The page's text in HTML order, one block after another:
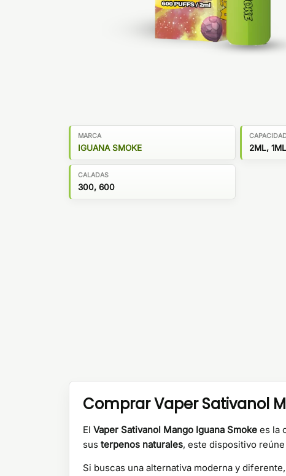
MARCA
IGUANA SMOKE 2ML, 1ML
CALADAS
300, 600
Comprar Vaper Sativanol
El Vaper Sativanol Mango Iguana Smoke es la
sus terpenos naturales, este dispositivo reúne
Si buscas una alternativa moderna y